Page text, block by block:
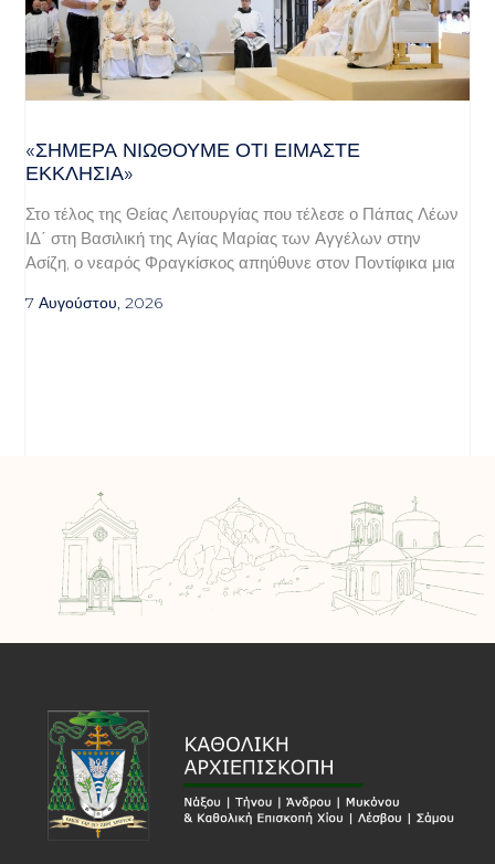
«ΣΉΜΕΡΑ ΝΙΏΘΟΥΜΕ ΌΤΙ ΕΊΜΑΣΤΕ
ΕΚΚΛΗΣΊΑ»
Στο τέλος της Θείας Λειτουργίας που τέλεσε ο Πάπας Λέων
ΙΔ΄ στη Βασιλική της Αγίας Μαρίας των Αγγέλων στην
Ασίζη, ο νεαρός Φραγκίσκος απηύθυνε στον Ποντίφικα μια
7 Αυγούστου, 2026